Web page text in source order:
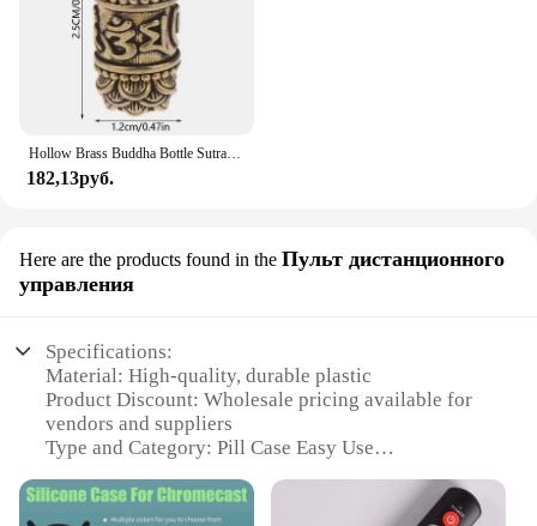
182,13руб.
Here are the products found in the Пульт дистанционного
управления
Specifications:
Material: High-quality, durable plastic
Product Discount: Wholesale pricing available for
vendors and suppliers
Type and Category: Pill Case Easy Use
Usage and Purpose: Organizes and stores
medication for easy access